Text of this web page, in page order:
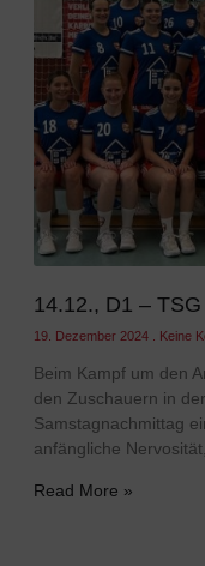
14.12., D1 –
19. Dezember 2024 Keine
Beim Kampf um den
den Zuschauern in
Samstagnachmittag
anfängliche
Read More »